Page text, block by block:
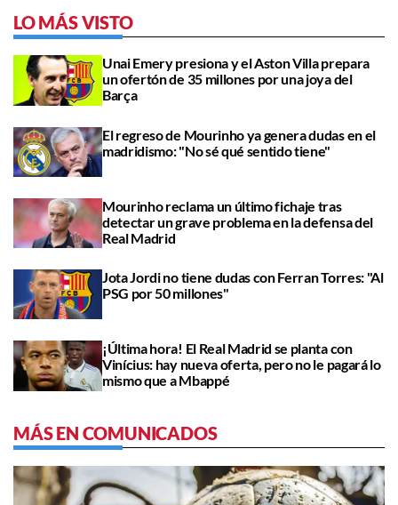
LO MÁS VISTO
Unai Emery presiona y el Aston Villa prepara
un ofertón de 35 millones por una joya del
Barça
El regreso de Mourinho ya genera dudas en el
madridismo: "No sé qué sentido tiene"
Mourinho reclama un último fichaje tras
detectar un grave problema en la defensa del
Real Madrid
Jota Jordi no tiene dudas con Ferran Torres: "Al
PSG por 50 millones"
¡Última hora! El Real Madrid se planta con
Vinícius: hay nueva oferta, pero no le pagará lo
mismo que a Mbappé
MÁS EN COMUNICADOS